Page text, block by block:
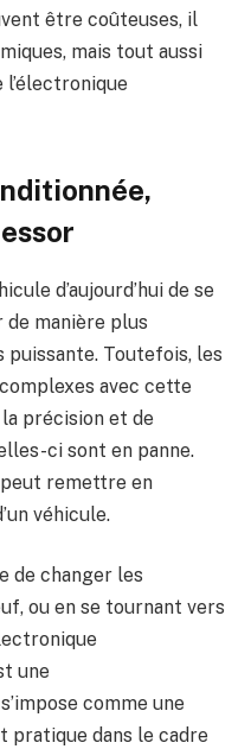
être coûteuses, il
mais tout aussi
l’électronique
d’aujourd’hui de se
manière plus
Toutefois, les
avec cette
précision et de
ci sont en panne.
remettre en
véhicule.
de changer les
ou en se tournant vers
une
comme une
pratique dans le cadre